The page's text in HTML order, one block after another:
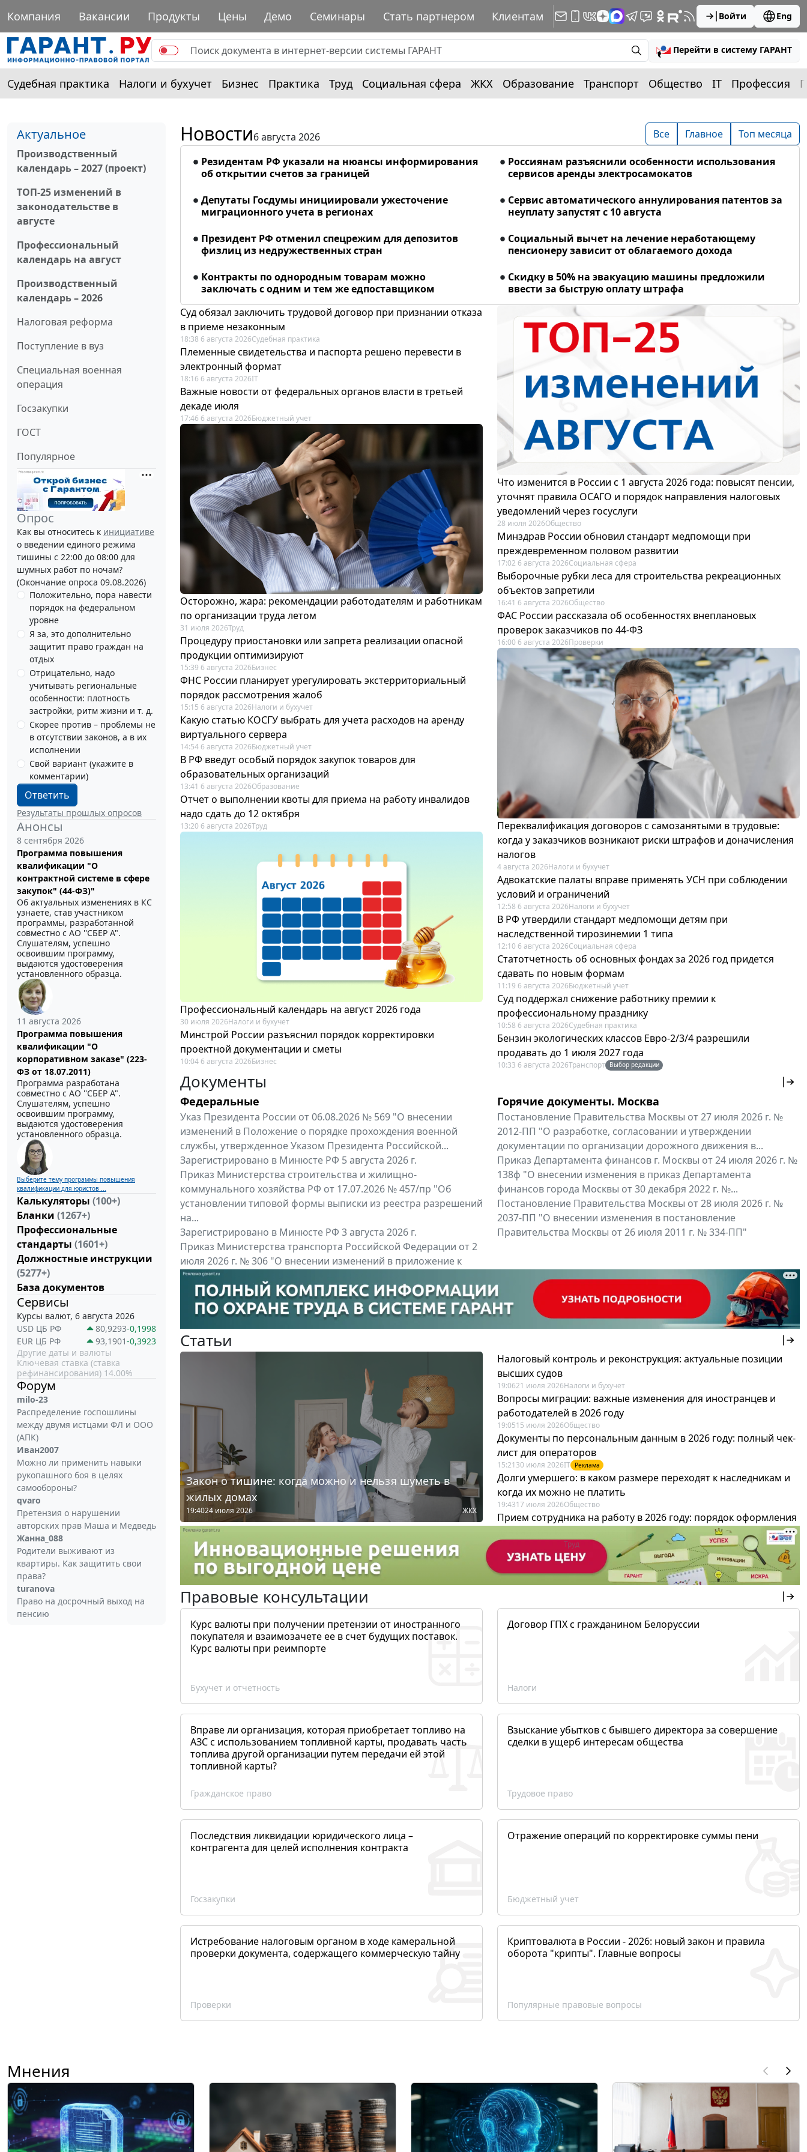
Компания Вакансии Продукты Цены Демо Семинары Стать партнером Клиентам Войти Eng
Перейти в систему ГАРАНТ
Судебная практика Налоги и бухучет Бизнес Практика Труд Социальная сфера ЖКХ Образование Транспорт Общество IT Профессия
Актуальное
Производственный
календарь – 2027 (проект)
ТОП-25 изменений в
законодательстве в
августе
Профессиональный
календарь на август
Производственный
календарь – 2026
Налоговая реформа
Поступление в вуз
Специальная военная
операция
Госзакупки
ГОСТ
Популярное
Опрос
Как вы относитесь к инициативе
о введении единого режима
тишины с 22:00 до 08:00 для
шумных работ по ночам?
(Окончание опроса 09.08.2026)
Положительно, пора навести
порядок на федеральном
уровне
Я за, это дополнительно
защитит право граждан на
отдых
Отрицательно, надо
учитывать региональные
особенности: плотность
застройки, ритм жизни и т. д.
Скорее против – проблемы не
в отсутствии законов, а в их
исполнении
Свой вариант (укажите в
комментарии)
Ответить
Результаты прошлых опросов
Анонсы
8 сентября 2026
Программа повышения
квалификации "О
контрактной системе в сфере
закупок" (44-ФЗ)"
Об актуальных изменениях в КС
узнаете, став участником
программы, разработанной
совместно с АО ''СБЕР А".
Слушателям, успешно
освоившим программу,
выдаются удостоверения
установленного образца.
11 августа 2026
Программа повышения
квалификации "О
корпоративном заказе" (223-
ФЗ от 18.07.2011)
Программа разработана
совместно с АО ''СБЕР А".
Слушателям, успешно
освоившим программу,
выдаются удостоверения
установленного образца.
Выберите тему программы повышения
квалификации для юристов ...
Калькуляторы (100+)
Бланки (1267+)
Профессиональные
стандарты (1601+)
Должностные инструкции
(5277+)
База документов
Сервисы
Курсы валют, 6 августа 2026
USD ЦБ РФ
80,9293-0,1998
EUR ЦБ РФ
93,1901-0,3923
Другие даты и валюты
Ключевая ставка (ставка
рефинансирования) 14.00%
Форум
milo-23
Распределение госпошлины
между двумя истцами ФЛ и ООО
(АПК)
Иван2007
Можно ли применить навыки
рукопашного боя в целях
самообороны?
qvaro
Претензия о нарушении
авторских прав Маша и Медведь
Жанна_088
Родители выживают из
квартиры. Как защитить свои
права?
turanova
Право на досрочный выход на
пенсию
Новости6 августа 2026 Все Главное Топ месяца
Резидентам РФ указали на нюансы информирования
об открытии счетов за границей
Россиянам разъяснили особенности использования
сервисов аренды электросамокатов
Депутаты Госдумы инициировали ужесточение
миграционного учета в регионах
Сервис автоматического аннулирования патентов за
неуплату запустят с 10 августа
Президент РФ отменил спецрежим для депозитов
физлиц из недружественных стран
Социальный вычет на лечение неработающему
пенсионеру зависит от облагаемого дохода
Контракты по однородным товарам можно
заключать с одним и тем же едпоставщиком
Скидку в 50% на эвакуацию машины предложили
ввести за быструю оплату штрафа
Суд обязал заключить трудовой договор при признании отказа
в приеме незаконным
18:38 6 августа 2026Судебная практика
Племенные свидетельства и паспорта решено перевести в
электронный формат
18:16 6 августа 2026IT
Важные новости от федеральных органов власти в третьей
декаде июля
17:46 6 августа 2026Бюджетный учет
Осторожно, жара: рекомендации работодателям и работникам
по организации труда летом
31 июля 2026Труд
Процедуру приостановки или запрета реализации опасной
продукции оптимизируют
15:39 6 августа 2026Бизнес
ФНС России планирует урегулировать экстерриториальный
порядок рассмотрения жалоб
15:15 6 августа 2026Налоги и бухучет
Какую статью КОСГУ выбрать для учета расходов на аренду
виртуального сервера
14:54 6 августа 2026Бюджетный учет
В РФ введут особый порядок закупок товаров для
образовательных организаций
13:41 6 августа 2026Образование
Отчет о выполнении квоты для приема на работу инвалидов
надо сдать до 12 октября
13:20 6 августа 2026Труд
Профессиональный календарь на август 2026 года
30 июля 2026Налоги и бухучет
Минстрой России разъяснил порядок корректировки
проектной документации и сметы
10:04 6 августа 2026Бизнес
Что изменится в России с 1 августа 2026 года: повысят пенсии,
уточнят правила ОСАГО и порядок направления налоговых
уведомлений через госуслуги
28 июля 2026Общество
Минздрав России обновил стандарт медпомощи при
преждевременном половом развитии
17:02 6 августа 2026Социальная сфера
Выборочные рубки леса для строительства рекреационных
объектов запретили
16:41 6 августа 2026Общество
ФАС России рассказала об особенностях внеплановых
проверок заказчиков по 44-ФЗ
16:00 6 августа 2026Проверки
Переквалификация договоров с самозанятыми в трудовые:
когда у заказчиков возникают риски штрафов и доначисления
налогов
4 августа 2026Налоги и бухучет
Адвокатские палаты вправе применять УСН при соблюдении
условий и ограничений
12:58 6 августа 2026Налоги и бухучет
В РФ утвердили стандарт медпомощи детям при
наследственной тирозинемии 1 типа
12:10 6 августа 2026Социальная сфера
Статотчетность об основных фондах за 2026 год придется
сдавать по новым формам
11:19 6 августа 2026Бюджетный учет
Суд поддержал снижение работнику премии к
профессиональному празднику
10:58 6 августа 2026Судебная практика
Бензин экологических классов Евро-2/3/4 разрешили
продавать до 1 июля 2027 года
10:33 6 августа 2026Транспорт Выбор редакции
Документы
Федеральные
Указ Президента России от 06.08.2026 № 569 "О внесении
изменений в Положение о порядке прохождения военной
службы, утвержденное Указом Президента Российской...
Зарегистрировано в Минюсте РФ 5 августа 2026 г.
Приказ Министерства строительства и жилищно-
коммунального хозяйства РФ от 17.07.2026 № 457/пр "Об
установлении типовой формы выписки из реестра разрешений
на...
Зарегистрировано в Минюсте РФ 3 августа 2026 г.
Приказ Министерства транспорта Российской Федерации от 2
июля 2026 г. № 306 "О внесении изменений в приложение к
приказу Министерства транспорта Российской...
Все федеральные документы
Горячие документы. Москва
Постановление Правительства Москвы от 27 июля 2026 г. №
2012-ПП "О разработке, согласовании и утверждении
документации по организации дорожного движения в...
Приказ Департамента финансов г. Москвы от 24 июля 2026 г. №
138ф "О внесении изменения в приказ Департамента
финансов города Москвы от 30 декабря 2022 г. №...
Постановление Правительства Москвы от 28 июля 2026 г. №
2037-ПП "О внесении изменения в постановление
Правительства Москвы от 26 июля 2011 г. № 334-ПП"
Все региональные документы Мой регион ...
Статьи
Закон о тишине: когда можно и нельзя шуметь в
жилых домах
19:4024 июля 2026 ЖКХ
Налоговый контроль и реконструкция: актуальные позиции
высших судов
19:0621 июля 2026Налоги и бухучет
Вопросы миграции: важные изменения для иностранцев и
работодателей в 2026 году
19:0515 июля 2026Общество
Документы по персональным данным в 2026 году: полный чек-
лист для операторов
15:21 30 июля 2026IT Реклама
Долги умершего: в каком размере переходят к наследникам и
когда их можно не платить
19:4317 июля 2026Общество
Прием сотрудника на работу в 2026 году: порядок оформления
12:28 Труд Реклама
Правовые консультации
Курс валюты при получении претензии от иностранного
покупателя и взаимозачете ее в счет будущих поставок.
Курс валюты при реимпорте
Бухучет и отчетность
Договор ГПХ с гражданином Белоруссии
Налоги
Вправе ли организация, которая приобретает топливо на
АЗС с использованием топливной карты, продавать часть
топлива другой организации путем передачи ей этой
топливной карты?
Гражданское право
Взыскание убытков с бывшего директора за совершение
сделки в ущерб интересам общества
Трудовое право
Последствия ликвидации юридического лица –
контрагента для целей исполнения контракта
Госзакупки
Отражение операций по корректировке суммы пени
Бюджетный учет
Истребование налоговым органом в ходе камеральной
проверки документа, содержащего коммерческую тайну
Проверки
Криптовалюта в России - 2026: новый закон и правила
оборота "крипты". Главные вопросы
Популярные правовые вопросы
Мнения